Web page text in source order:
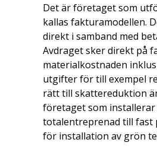
Det är företaget som
kallas fakturamodellen.
direkt i samband med
Avdraget sker direkt på
materialkostnaden
utgifter för till exempel
rätt till skattereduktion
företaget som
totalentreprenad till fast
för installation av grön